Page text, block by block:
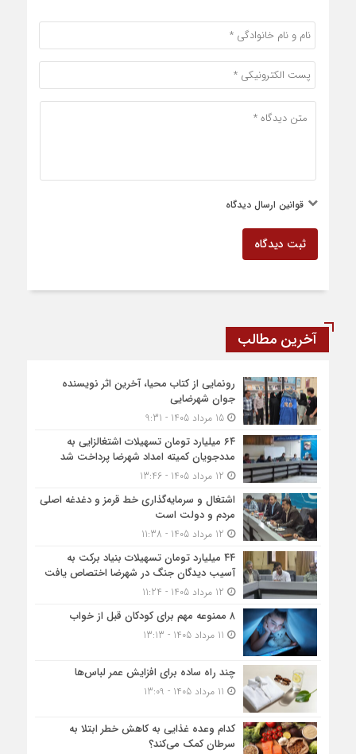
قوانین ارسال دیدگاه
ثبت دیدگاه
آخرین مطالب
رونمایی از کتاب محیا، آخرین اثر نویسنده
جوان شهرضایی
15 مرداد 1405 - 9:31
۶۴ میلیارد تومان تسهیلات اشتغالزایی به
مددجویان کمیته امداد شهرضا پرداخت شد
اشتغال و سرمایه‌گذاری خط قرمز و دغدغه اصلی
مردم و دولت است
۴۴ میلیارد تومان تسهیلات بنیاد برکت به
آسیب دیدگان جنگ در شهرضا اختصاص یافت
۸ ممنوعه مهم برای کودکان قبل از خواب
چند راه ساده برای افزایش عمر لباس‌ها
کدام وعده غذایی به کاهش خطر ابتلا به
سرطان کمک می‌کند؟